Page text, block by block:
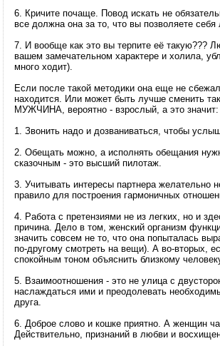
6. Кричите почаще. Повод искать не
все должна она за то, что вы позволяете себя
7. И вообще как это вы терпите её такую???
вашем замечательном характере и холила,
много ходит).
Если после такой методики она еще не
находится. Или может быть лучше сменить
МУЖЧИНА, вероятно - взрослый, а это значит:
1. Звонить надо и дозваниваться, чтобы
2. Обещать можно, а исполнять обещания
сказочным - это высший пилотаж.
3. Учитывать интересы партнера желательно
правило для построения гармоничных
4. Работа с претензиями не из легких, но и
причина. Дело в том, женский организм
значить совсем не то, что она попыталась
по-другому смотреть на вещи). А во-вторых,
спокойным тоном объяснить близкому
5. Взаимоотношения - это не улица с
наслаждаться ими и преодолевать
друга.
6. Доброе слово и кошке приятно. А женщин
Действительно, признаний в любви и